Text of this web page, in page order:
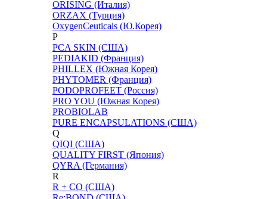
ORISING (Италия)
ORZAX (Турция)
OxygenCeuticals (Ю.Корея)
P
PCA SKIN (США)
PEDIAKID (Франция)
PHILLEX (Южная Корея)
PHYTOMER (Франция)
PODOPROFEET (Россия)
PRO YOU (Южная Корея)
PROBIOLAB
PURE ENCAPSULATIONS (США)
Q
QIQI (США)
QUALITY FIRST (Япония)
QYRA (Германия)
R
R + CO (США)